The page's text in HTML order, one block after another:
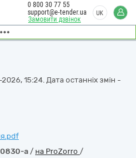
Замовити дзвінок
0 800 30 77 55
support@e-tender.ua
UK
15:24. Дата останніх змін -
a / на ProZorro /